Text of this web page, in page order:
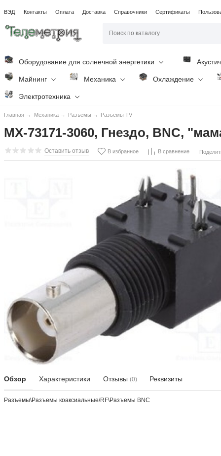
ВЭД Контакты Оплата Доставка Справочники Сертификаты
Оборудование для солнечной энергетики
Майнинг Механика Охлаждение
Электротехника
Главная → Механика → Разъемы → Разъемы TV
MX-73171-3060, Гнездо, BNC,
Оставить отзыв В избранное В сравнение
Обзор Характеристики Отзывы (0) Реквизиты
Разъeмы\Разъeмы коаксиальные/RF\Разъeмы BNC